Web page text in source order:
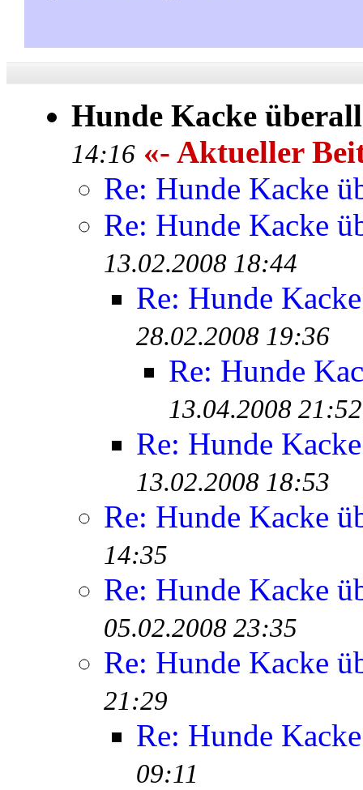
Hunde Kacke überall
14:16 «- Aktueller
Re: Hunde Kacke
Re: Hunde Kacke
13.02.2008 18:44
Re: Hunde
28.02.2008 19:36
Re: Hunde
13.04.2008 21:52
Re: Hunde
13.02.2008 18:53
Re: Hunde Kacke
14:35
Re: Hunde Kacke
05.02.2008 23:35
Re: Hunde Kacke
21:29
Re: Hunde
09:11